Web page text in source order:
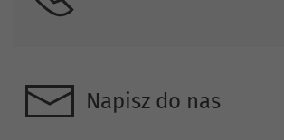
Napisz do nas